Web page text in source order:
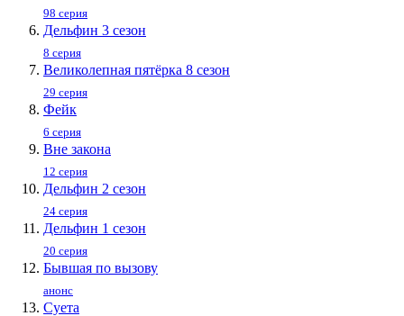
98 серия
Дельфин 3 сезон
8 серия
Великолепная пятёрка 8 сезон
29 серия
Фейк
6 серия
Вне закона
12 серия
Дельфин 2 сезон
24 серия
Дельфин 1 сезон
20 серия
Бывшая по вызову
анонс
Суета